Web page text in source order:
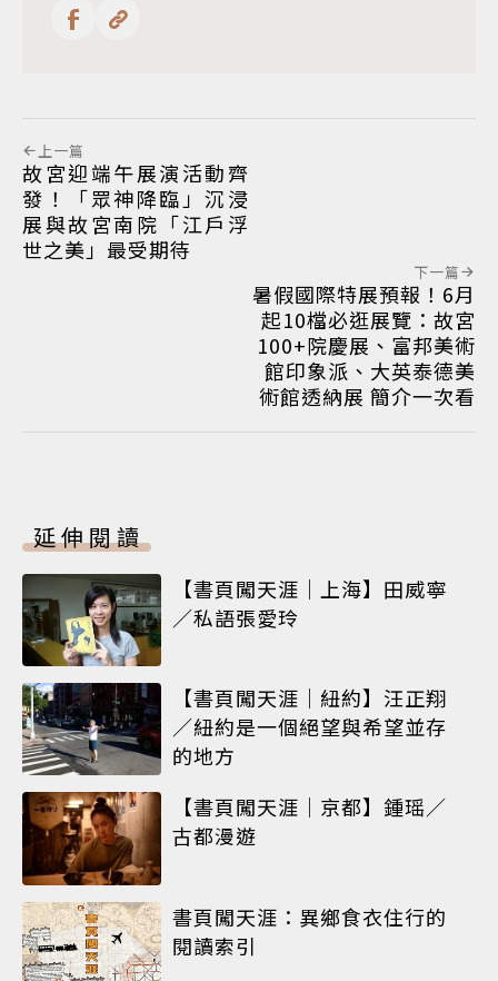
上一篇
故宮迎端午展演活動齊
發！「眾神降臨」沉浸
展與故宮南院「江戶浮
世之美」最受期待
下一篇
暑假國際特展預報！6月
起10檔必逛展覽：故宮
100+院慶展、富邦美術
館印象派、大英泰德美
術館透納展 簡介一次看
延伸閱讀
【書頁闖天涯｜上海】田威寧
／私語張愛玲
【書頁闖天涯｜紐約】汪正翔
／紐約是一個絕望與希望並存
的地方
【書頁闖天涯｜京都】鍾瑶／
古都漫遊
書頁闖天涯：異鄉食衣住行的
閱讀索引